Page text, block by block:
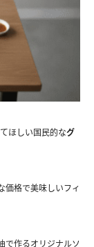
ほしい国民的なグ
価格で美味しいフィ
で作るオリジナルソ